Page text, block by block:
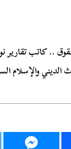
.. كاتب
الديني والإسلام